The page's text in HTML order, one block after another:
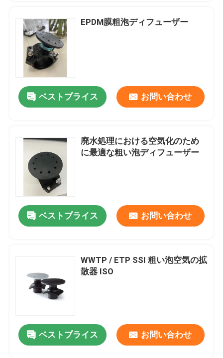
EPDM膜粗泡ディフューザー
ベストプライス お問い合わせ
廃水処理における空気化のため
に最適な粗い泡ディフューザー
ベストプライス お問い合わせ
WWTP / ETP SSI 粗い泡空気の拡
散器 ISO
ベストプライス お問い合わせ